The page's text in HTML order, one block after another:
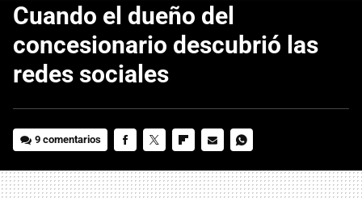
Cuando el dueño del
concesionario descubrió las
redes sociales
9 comentarios
MAIL